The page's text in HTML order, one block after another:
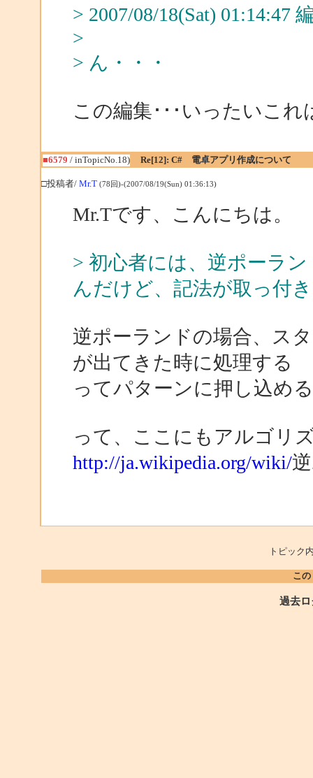
> 2007/08/18(Sat) 01:14:47
>
> ん・・・
この編集･･･いったいこ
■6579 / inTopicNo.18) Re[12]: C# 電卓アプリ作成について
□投稿者/ Mr.T (78回)-(2007/08/19(Sun) 01:36:13)
Mr.Tです、こんにちは。
> 初心者には、逆ポーラ
んだけど、記法が取っ付
逆ポーランドの場合、ス
が出てきた時に処理する
ってパターンに押し込め
って、ここにもアルゴリ
http://ja.wikipedia.org/wiki/
トピッ
こ
過去